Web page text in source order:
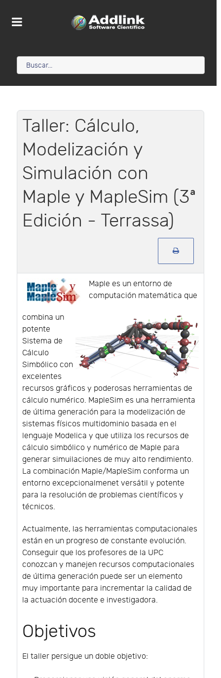
Taller: Cálculo,
Modelización y
Simulación con
Maple y MapleSim (3ª
Edición - Terrassa)
Maple es un entorno de
computación matemática que
combina un
potente
Sistema de
Cálculo
Simbólico con
excelentes
recursos gráficos y poderosas herramientas de
cálculo numérico. MapleSim es una herramienta
de última generación para la modelización de
sistemas físicos multidominio basada en el
lenguaje Modelica y que utiliza los recursos de
cálculo simbólico y numérico de Maple para
generar simuilaciones de muy alto rendimiento.
La combinación Maple/MapleSim conforma un
entorno excepcionalmenet versátil y potente
para la resolución de problemas científicos y
técnicos.
Actualmente, las herramientas computacionales
están en un progreso de constante evolución.
Conseguir que los profesores de la UPC
conozcan y manejen recursos computacionales
de última generación puede ser un elemento
muy importante para incrementar la calidad de
la actuación docente e investigadora.
Objetivos
El taller persigue un doble objetivo: